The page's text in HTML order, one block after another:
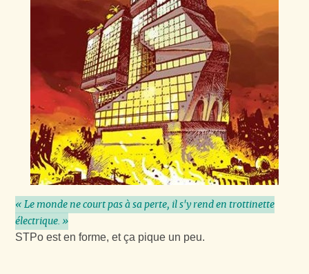
« Le monde ne court pas à sa perte, il s'y rend en trottinette
électrique. »
STPo est en forme, et ça pique un peu.